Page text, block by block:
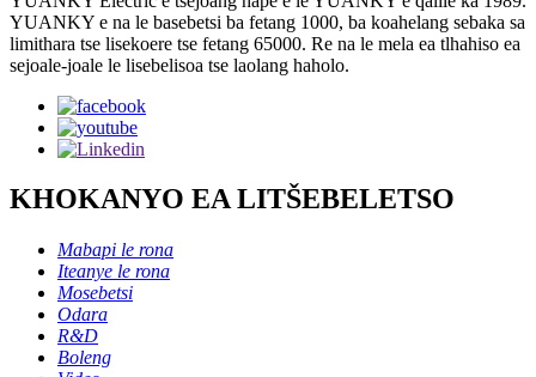
YUANKY e na le basebetsi ba fetang 1000, ba koahelang sebaka sa
limithara tse lisekoere tse fetang 65000. Re na le mela ea tlhahiso ea
sejoale-joale le lisebelisoa tse laolang haholo.
KHOKANYO EA LITŠEBELETSO
Mabapi le rona
Iteanye le rona
Mosebetsi
Odara
R&D
Boleng